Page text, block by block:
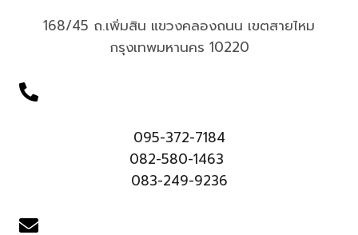
168/45 ถ.เพิ่มสิน แขวงคลองถนน เขตสายไหม
กรุงเทพมหานคร 10220
095-372-7184
082-580-1463
083-249-9236